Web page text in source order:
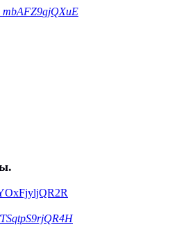
mbAFZ9gjQXuE
2R
TSqtpS9rjQR4H